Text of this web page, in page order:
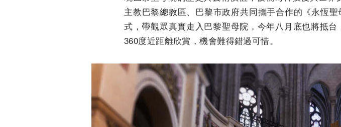
主教巴黎總教區、巴黎市政府共同攜手合作的《永恆
式，帶觀眾真實走入巴黎聖母院，今年八月底也將抵
360度近距離欣賞，機會難得錯過可惜。